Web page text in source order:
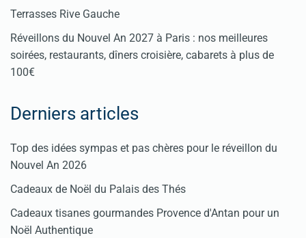
Terrasses Rive Gauche
Réveillons du Nouvel An 2027 à Paris : nos meilleures
soirées, restaurants, dîners croisière, cabarets à plus de
100€
Derniers articles
Top des idées sympas et pas chères pour le réveillon du
Nouvel An 2026
Cadeaux de Noël du Palais des Thés
Cadeaux tisanes gourmandes Provence d'Antan pour un
Noël Authentique